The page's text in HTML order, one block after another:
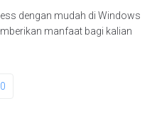
dengan mudah di Windows
manfaat bagi kalian